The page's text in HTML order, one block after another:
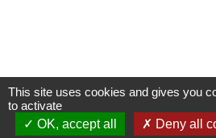
This site uses cookies and gives you
to activate
OK, accept all
Deny all